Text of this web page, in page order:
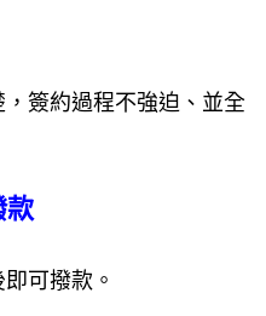
簽約過程不強迫、並全
款
可撥款。